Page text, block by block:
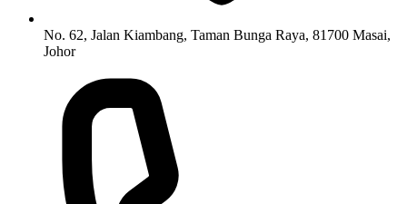
No. 62, Jalan Kiambang, Taman Bunga Raya, 81700 Masai,
Johor